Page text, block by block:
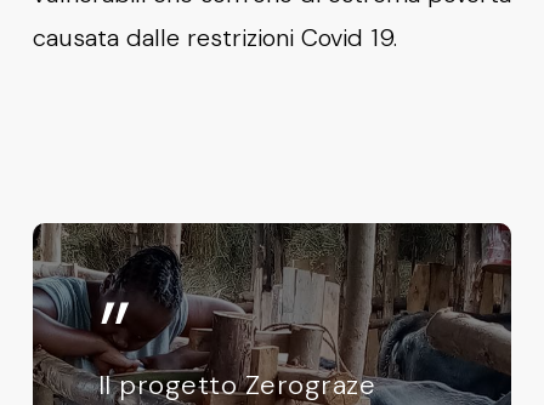
causata dalle restrizioni Covid 19.
”
Il progetto Zerograze